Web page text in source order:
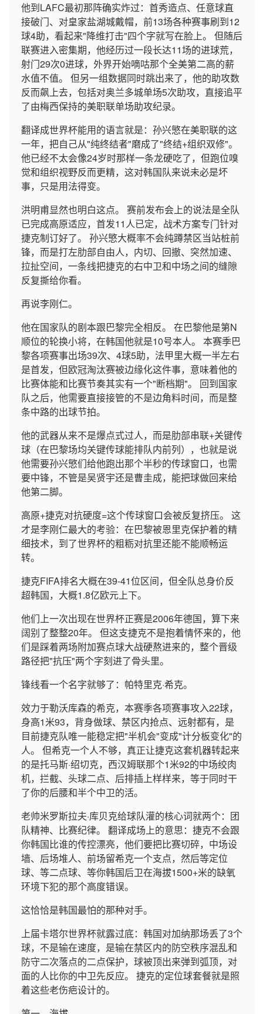
他到LAFC最初那阵确实炸过：首秀造点、任意球直
接破门、对皇家盐湖城戴帽，前13场各种赛事刷到12
球4助，看起来"降维打击"四个字就写在脸上。 但随后
联赛进入密集期，他经历过一段长达11场的进球荒，
射门29次0进球，外界开始嘀咕那个全美第二高的薪
水值不值。 但另一组数据同时跳出来了，他的助攻数
反而飙上去，包括对奥兰多城单场5次助攻，直接追平
了由梅西保持的美职联单场助攻纪录。
翻译成世界杯能用的语言就是：孙兴慜在美职联的这
一年，把自己从"纯终结者"磨成了"终结+组织双修"。
他已经不太会像24岁时那样一条龙硬吃了，但跑位嗅
觉和组织视野反而更精，这对韩国队来说未必是坏
事，只是用法得变。
洪明甫显然也明白这点。 赛前发布会上的说法是全队
已完成高原适应，首发11人已定，战术方案专门针对
捷克制订好了。 孙兴慜大概率不会纯蹲禁区当站桩前
锋，而是打左肋部自由人，内切、回撤、突然加速、
拉扯空间，一条线把捷克的右中卫和中场之间的缝隙
反复撕给你看。
再说李刚仁。
他在国家队的剧本跟巴黎完全相反。 在巴黎他是第N
顺位的轮换小将，在韩国他就是10号本人。 本赛季巴
黎各项赛事出场39次、4球5助，法甲里大概一半左右
是首发，但欧冠淘汰赛被边缘化这件事，意味着他的
比赛体能和比赛节奏其实有一个"断档期"。 回到国家
队之后，他需要直接接管的不是边角料时间，而是整
条中路的出球节拍。
他的武器从来不是爆点式过人，而是肋部串联+关键传
球（在巴黎场均关键传球能排队内前列），也就是说
他需要孙兴慜们给他跑出那个半秒的传球窗口，也需
要中锋，不管是吴贤宇还是曹圭成，能把球做回来给
他第二脚。
高原+捷克对抗硬度=这个传球窗口会被反复挤压。 这
才是李刚仁最大的考验：在巴黎被恩里克保护着的精
细技术，到了世界杯的粗粝对抗里还能不能顺畅运
转。
捷克FIFA排名大概在39-41位区间，但全队总身价反
超韩国，大概1.8亿欧元上下。
他们上一次出现在世界杯正赛是2006年德国，算下来
阔别了整整20年。 但这支捷克不是抱着情怀来的，他
们是踩着两场附加赛点球大战硬熬进来的，整个晋级
路径把"抗压"两个字刻进了骨头里。
锋线看一个名字就够了：帕特里克·希克。
效力于勒沃库森的希克，本赛季各项赛事攻入22球，
身高1米93，背身做球、禁区内抢点、远射都有，是
目前捷克队唯一能稳定把"半机会"变成"计分板变化"的
人。 但希克一个人不够，真正让捷克这套机器转起来
的是托马斯·绍切克，西汉姆联那个1米92的中场绞肉
机，拦截、头球二点、后排插上样样来，等于同时干
了你的后腰和半个中卫的活。
老帅米罗斯拉夫·库贝克给球队灌的核心词就两个：团
队精神、比赛纪律。 翻译成场上的意思：捷克不会跟
你韩国比谁的传控漂亮，他们要把比赛切碎，中场设
墙、后场堆人、前场留希克一个支点，然后等定位
球、等二点球、等你韩国后卫在海拔1500+米的缺氧
环境下犯的那个高度错误。
这恰恰是韩国最怕的那种对手。
上届卡塔尔世界杯就露过底：韩国对加纳那场丢了3个
球，不是输在速度，是输在禁区内的防空秩序混乱和
防守二次落点的二点保护，球被顶出来弹到弧顶，对
面的人比你的中卫先反应。 捷克的定位球套餐就是照
着这些老伤疤设计的。